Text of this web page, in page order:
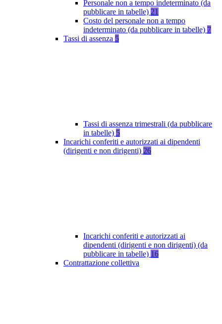
Personale non a tempo indeterminato (da
pubblicare in tabelle) 21
Costo del personale non a tempo
indeterminato (da pubblicare in tabelle) 7
Tassi di assenza 5
Tassi di assenza trimestrali (da pubblicare
in tabelle) 5
Incarichi conferiti e autorizzati ai dipendenti
(dirigenti e non dirigenti) 26
Incarichi conferiti e autorizzati ai
dipendenti (dirigenti e non dirigenti) (da
pubblicare in tabelle) 16
Contrattazione collettiva